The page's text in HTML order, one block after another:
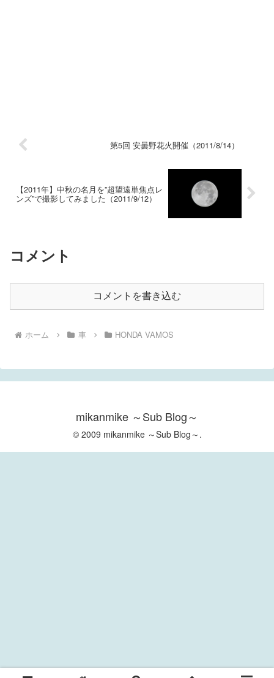
第5回 安曇野花火開催（2011/8/14）
【2011年】中秋の名月を”超望遠単焦点レ
ンズ”で撮影してみました（2011/9/12）
コメント
コメントを書き込む
ホーム 車 HONDA VAMOS
mikanmike ～Sub Blog～
© 2009 mikanmike ～Sub Blog～.